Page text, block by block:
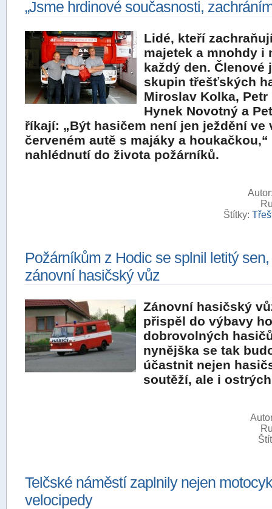
„Jsme hrdinové současnosti,
Lidé, kteří
majetek a mnohdy i
každý den. Členové
skupin třešťských
Miroslav Kolka, Petr
Hynek Novotný a
říkají: „Být hasičem není jen ježdění ve
červeném autě s majáky a houkačkou,“
nahlédnutí do života požárníků.
Štítky:
Požárníkům z Hodic se splnil letitý
zánovní hasičský vůz
Zánovní hasičský
přispěl do výbavy
dobrovolných
nynějška se tak
účastnit nejen
soutěží, ale i
Telčské náměstí zaplnily nejen
velocipedy